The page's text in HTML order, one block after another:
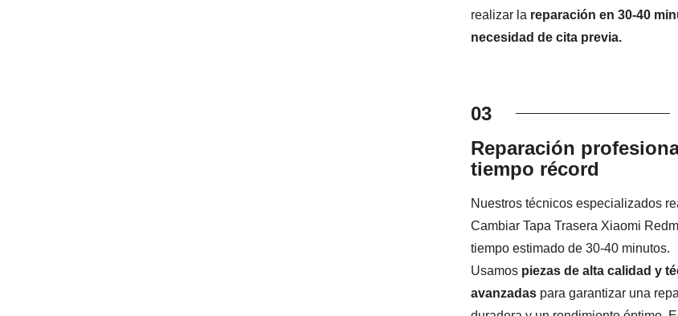
realizar la reparación en 30-40
necesidad de cita previa.
03
Reparación
tiempo récord
Nuestros técnicos especializados
Cambiar Tapa Trasera Xiaomi
tiempo estimado de 30-40 minutos.
Usamos piezas de alta calidad y
avanzadaspara garantizar una